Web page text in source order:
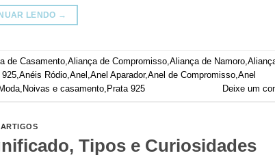
LENDO →
de Casamento,Aliança de Compromisso,Aliança de Namoro,
,Anéis Ródio,Anel ,Anel Aparador,Anel de Compromisso,Anel
Moda, Noivas e casamento, Prata 925 Deixe um
ARTIGOS
Tipos e Curiosidades